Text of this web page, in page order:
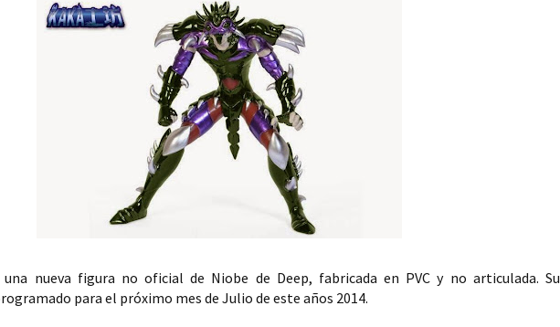
nueva figura no oficial de Niobe de Deep, fabricada en PVC y no articulada. Su
para el próximo mes de Julio de este años 2014.